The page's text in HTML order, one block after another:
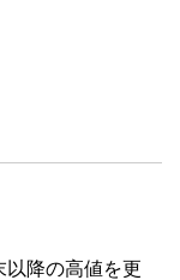
以降の高値を更